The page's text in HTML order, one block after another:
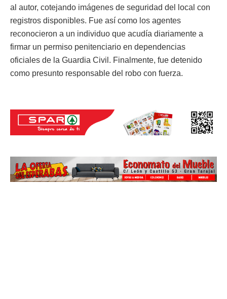
al autor, cotejando imágenes de seguridad del local con
registros disponibles. Fue así como los agentes
reconocieron a un individuo que acudía diariamente a
firmar un permiso penitenciario en dependencias
oficiales de la Guardia Civil. Finalmente, fue detenido
como presunto responsable del robo con fuerza.